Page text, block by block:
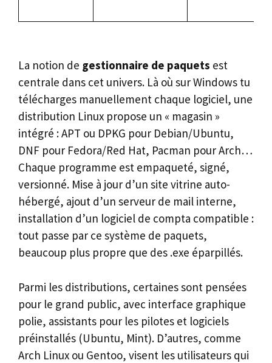
La notion de gestionnaire de paquets est
centrale dans cet univers. Là où sur Windows tu
télécharges manuellement chaque logiciel, une
distribution Linux propose un « magasin »
intégré : APT ou DPKG pour Debian/Ubuntu,
DNF pour Fedora/Red Hat, Pacman pour Arch…
Chaque programme est empaqueté, signé,
versionné. Mise à jour d’un site vitrine auto-
hébergé, ajout d’un serveur de mail interne,
installation d’un logiciel de compta compatible :
tout passe par ce système de paquets,
beaucoup plus propre que des .exe éparpillés.
Parmi les distributions, certaines sont pensées
pour le grand public, avec interface graphique
polie, assistants pour les pilotes et logiciels
préinstallés (Ubuntu, Mint). D’autres, comme
Arch Linux ou Gentoo, visent les utilisateurs qui